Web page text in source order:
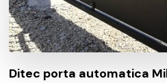
Ditec porta automatica